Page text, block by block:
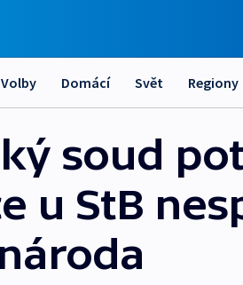
Volby Domácí Svět Regiony
soud
u StB